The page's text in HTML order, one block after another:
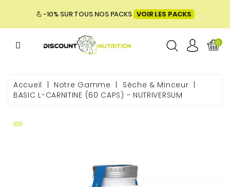
💪 -10% SUR TOUS NOS PACKS VOIR LES PACKS
0
Accueil Notre Gamme
Sèche & Minceur
BASIC L-CARNITINE (60 CAPS) - NUTRIVERSUM